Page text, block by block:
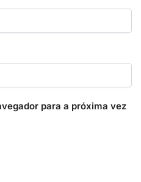
para a próxima vez